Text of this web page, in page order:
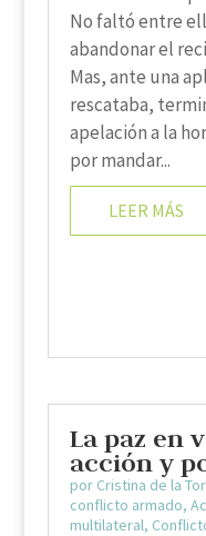
No faltó entre
abandonar el
Mas, ante una
rescataba,
apelación a la
por mandar...
LEER MÁS
La paz en
acción y
por Cristina de la
conflicto armado,
multilateral,